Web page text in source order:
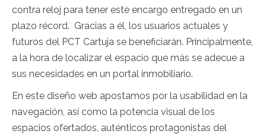
contra reloj para tener este encargo entregado en un
plazo récord. Gracias a él, los usuarios actuales y
futuros del PCT Cartuja se beneficiarán. Principalmente,
a la hora de localizar el espacio que más se adecue a
sus necesidades en un portal inmobiliario.
En este diseño web apostamos por la usabilidad en la
navegación, así como la potencia visual de los
espacios ofertados, auténticos protagonistas del